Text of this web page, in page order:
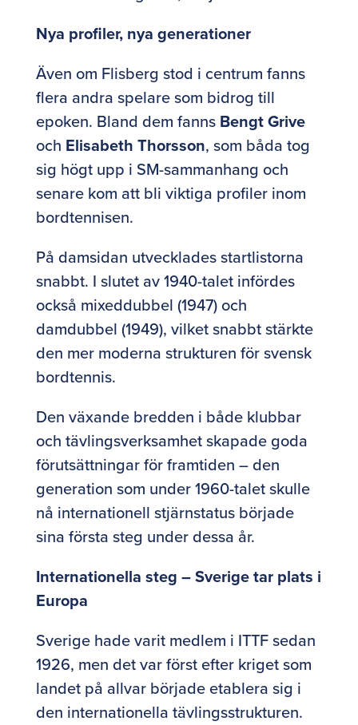
Nya profiler, nya generationer
Även om Flisberg stod i centrum fanns
flera andra spelare som bidrog till
epoken. Bland dem fanns Bengt Grive
och Elisabeth Thorsson, som båda tog
sig högt upp i SM-sammanhang och
senare kom att bli viktiga profiler inom
bordtennisen.
På damsidan utvecklades startlistorna
snabbt. I slutet av 1940-talet infördes
också mixeddubbel (1947) och
damdubbel (1949), vilket snabbt stärkte
den mer moderna strukturen för svensk
bordtennis.
Den växande bredden i både klubbar
och tävlingsverksamhet skapade goda
förutsättningar för framtiden – den
generation som under 1960-talet skulle
nå internationell stjärnstatus började
sina första steg under dessa år.
Internationella steg – Sverige tar plats i
Europa
Sverige hade varit medlem i ITTF sedan
1926, men det var först efter kriget som
landet på allvar började etablera sig i
den internationella tävlingsstrukturen.